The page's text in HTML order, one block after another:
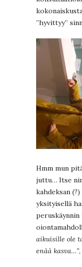
”hyvittyy”
Hmm mun
juttu… Itse
kahdeksan
yksityisellä
peruskäynnin
aikuisille ole
enää kasva…”